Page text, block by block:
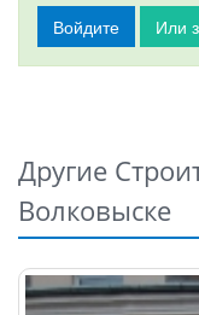
Войдите Или
Другие
Волковыске